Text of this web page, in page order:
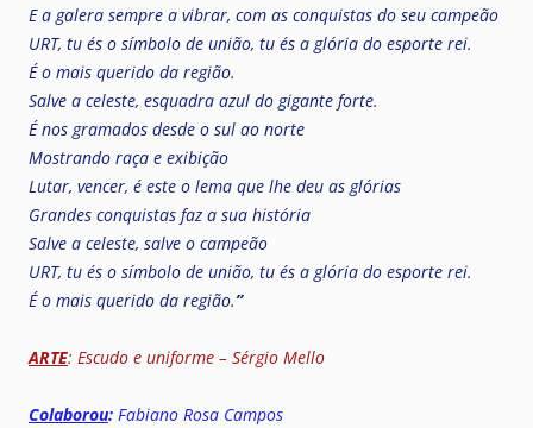
E a galera sempre a vibrar, com as conquistas do seu campeão
URT, tu és o símbolo de união, tu és a glória do esporte rei.
É o mais querido da região.
Salve a celeste, esquadra azul do gigante forte.
É nos gramados desde o sul ao norte
Mostrando raça e exibição
Lutar, vencer, é este o lema que lhe deu as glórias
Grandes conquistas faz a sua história
Salve a celeste, salve o campeão
URT, tu és o símbolo de união, tu és a glória do esporte rei.
É o mais querido da região.”
ARTE: Escudo e uniforme – Sérgio Mello
Colaborou: Fabiano Rosa Campos